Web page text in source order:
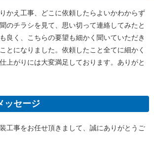
かえ工事、どこに依頼したらよいかわからず
のチラシを見て、思い切って連絡してみたと
良く、こちらの要望も細かく聞いていただき
とになりました。依頼したこと全てに細かく
上がりには大変満足しております。ありがと
ッセージ
工事をお任せ頂きまして、誠にありがとうご